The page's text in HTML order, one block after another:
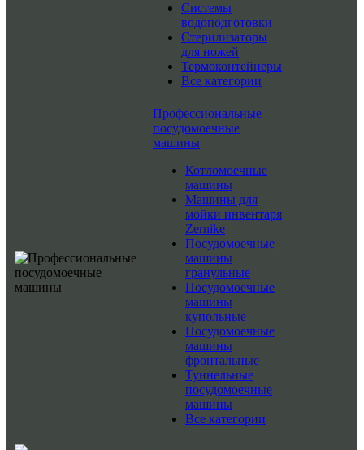
Системы
водоподготовки
Стерилизаторы
для ножей
Термоконтейнеры
Все категории
Профессиональные
посудомоечные
машины
Котломоечные
машины
Машины для
мойки инвентаря
Zernike
Посудомоечные
машины
гранульные
Посудомоечные
машины
купольные
Посудомоечные
машины
фронтальные
Туннельные
посудомоечные
машины
Все категории